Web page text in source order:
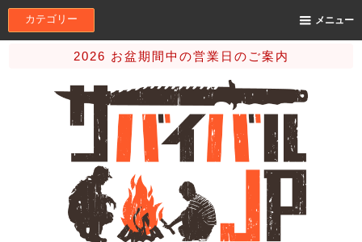
カテゴリー メニュー
2026 お盆期間中の営業日のご案内